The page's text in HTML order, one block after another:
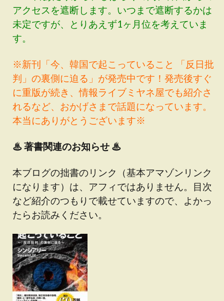
アクセスを遮断します。いつまで遮断するかは
未定ですが、とりあえず1ヶ月位を考えていま
す。
※新刊「今、韓国で起こっていること 「反日批
判」の裏側に迫る」が発売中です！発売後すぐ
に重版が続き、情報ライブミヤネ屋でも紹介さ
れるなど、おかげさまで話題になっています。
本当にありがとうございます※
♨著書関連のお知らせ ♨
本ブログの拙書のリンク（基本アマゾンリンク
になります）は、アフィではありません。目次
など紹介のつもりで載せていますので、よかっ
たらお読みください。